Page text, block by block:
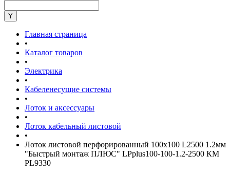
Главная страница
•
Каталог товаров
•
Электрика
•
Кабеленесущие системы
•
Лоток и аксессуары
•
Лоток кабельный листовой
•
Лоток листовой перфорированный 100х100 L2500 1.2мм
"Быстрый монтаж ПЛЮС" LPplus100-100-1.2-2500 КМ
PL9330